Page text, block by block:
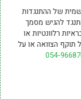
של ההתנגדות
להגיש מסמך
רלוונטיות או
תוקף הצוואה או על
054-